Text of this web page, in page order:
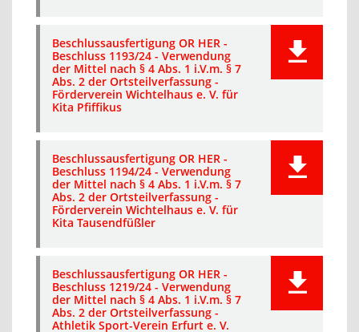
Beschlussausfertigung OR HER -
Beschluss 1193/24 - Verwendung
der Mittel nach § 4 Abs. 1 i.V.m. § 7
Abs. 2 der Ortsteilverfassung -
Förderverein Wichtelhaus e. V. für
Kita Pfiffikus
Beschlussausfertigung OR HER -
Beschluss 1194/24 - Verwendung
der Mittel nach § 4 Abs. 1 i.V.m. § 7
Abs. 2 der Ortsteilverfassung -
Förderverein Wichtelhaus e. V. für
Kita Tausendfüßler
Beschlussausfertigung OR HER -
Beschluss 1219/24 - Verwendung
der Mittel nach § 4 Abs. 1 i.V.m. § 7
Abs. 2 der Ortsteilverfassung -
Athletik Sport-Verein Erfurt e. V.